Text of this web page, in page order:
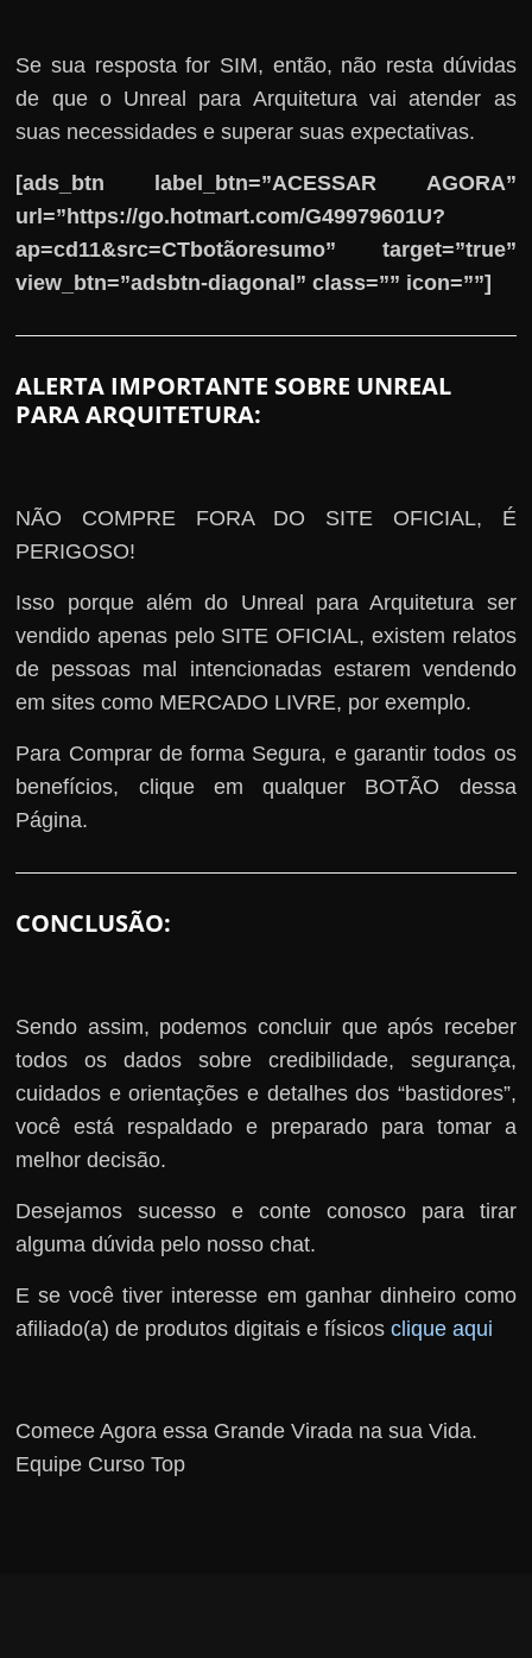
Se sua resposta for SIM, então, não resta dúvidas
de que o Unreal para Arquitetura vai atender as
suas necessidades e superar suas expectativas.
[ads_btn label_btn=”ACESSAR AGORA”
url=”https://go.hotmart.com/G49979601U?
ap=cd11&src=CTbotãoresumo” target=”true”
view_btn=”adsbtn-diagonal” class=”” icon=””]
ALERTA IMPORTANTE SOBRE UNREAL
PARA ARQUITETURA:
NÃO COMPRE FORA DO SITE OFICIAL, É
PERIGOSO!
Isso porque além do Unreal para Arquitetura ser
vendido apenas pelo SITE OFICIAL, existem relatos
de pessoas mal intencionadas estarem vendendo
em sites como MERCADO LIVRE, por exemplo.
Para Comprar de forma Segura, e garantir todos os
benefícios, clique em qualquer BOTÃO dessa
Página.
CONCLUSÃO:
Sendo assim, podemos concluir que após receber
todos os dados sobre credibilidade, segurança,
cuidados e orientações e detalhes dos “bastidores”,
você está respaldado e preparado para tomar a
melhor decisão.
Desejamos sucesso e conte conosco para tirar
alguma dúvida pelo nosso chat.
E se você tiver interesse em ganhar dinheiro como
afiliado(a) de produtos digitais e físicosclique aqui
Comece Agora essa Grande Virada na sua Vida.
Equipe Curso Top